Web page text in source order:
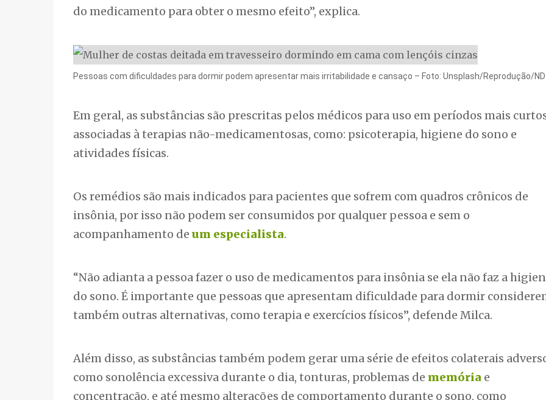
do medicamento para obter o mesmo efeito”, explica.
Pessoas com dificuldades para dormir podem apresentar mais irritabilidade e cansaço – Foto: Unsplash/Reprodução/ND
Em geral, as substâncias são prescritas pelos médicos para uso em períodos mais
associadas à terapias não-medicamentosas, como: psicoterapia, higiene do sono e
atividades físicas.
Os remédios são mais indicados para pacientes que sofrem com quadros crônicos de
insônia, por isso não podem ser consumidos por qualquer pessoa e sem o
acompanhamento de um especialista.
“Não adianta a pessoa fazer o uso de medicamentos para insônia se ela não faz a
do sono. É importante que pessoas que apresentam dificuldade para dormir
também outras alternativas, como terapia e exercícios físicos”, defende Milca.
Além disso, as substâncias também podem gerar uma série de efeitos colaterais
como sonolência excessiva durante o dia, tonturas, problemas de memória e
concentração, e até mesmo alterações de comportamento durante o sono, como